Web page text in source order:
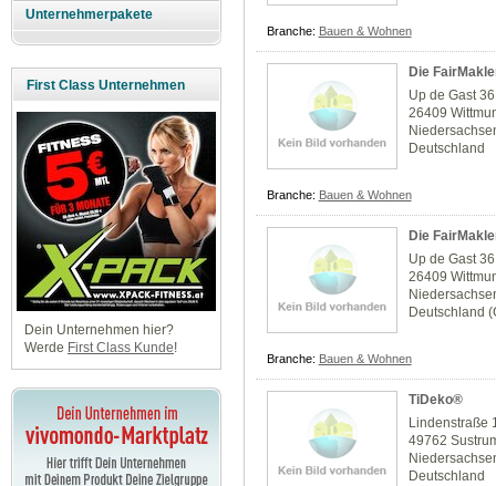
Unternehmerpakete
First Class Unternehmen
Dein Unternehmen hier?
Werde First Class Kunde!
Branche: Bauen & Wohnen
Die
Up de Gast 36
26409
Deutschland
Branche: Bauen & Wohnen
Die
Up de Gast 36
26409
Deutschland
Branche: Bauen & Wohnen
TiDeko®
Lindenstraße
49762
Deutschland